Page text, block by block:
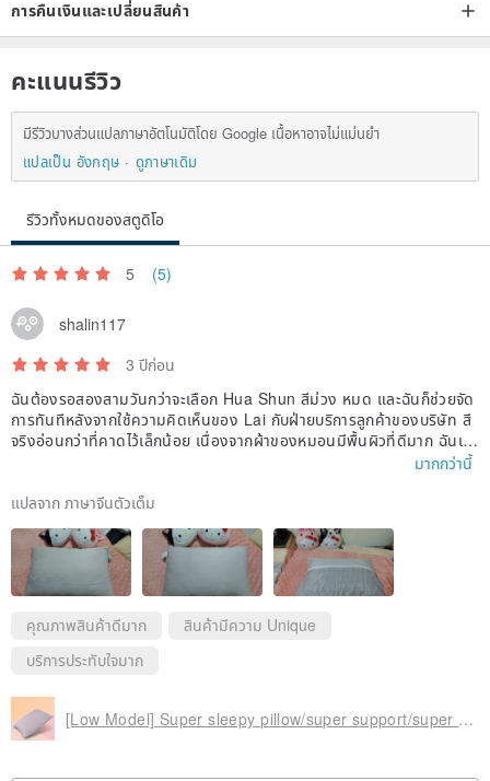
Safe｜Non-toxic｜Environmental
It has always been our basic consideration in addition to product
การคืนเงินและเปลี่ยนสินค้า
คะแนนรีวิว
มีรีวิวบางส่วนแปลภาษาอัตโนมัติโดย Google เนื้อหาอาจไม่แม่นยำ
แปลเป็น อังกฤษ
ดูภาษาเดิม
รีวิวทั้งหมดของสตูดิโอ
5 (5)
shalin117
3 ปีก่อน
ฉันต้องรอสองสามวันกว่าจะเลือก Hua Shun สีม่วง หมด และฉันก็ช่วยจัด
การทันทีหลังจากใช้ความคิดเห็นของ Lai กับฝ่ายบริการลูกค้าของบริษัท สี
จริงอ่อนกว่าที่คาดไว้เล็กน้อย เนื่องจากผ้าของหมอนมีพื้นผิวที่ดีมาก ฉันเข้า
ใจผิดคิดว่าชั้นนอกเป็นปลอกหมอนเมื่อฉันได้รับ ฉันยังถามบรรณาธิการว่า
นเลยใส่ปลอกหมอนอยู่บ้าน! 😄
มากกว่านี้
แปลจาก ภาษาจีนตัวเต็ม
คุณภาพสินค้าดีมาก
สินค้ามีความ Unique
บริการประทับใจมาก
[Low Model] Super sleepy pillow/super support/super covering/tencel cloth/smooth purple/single/pure